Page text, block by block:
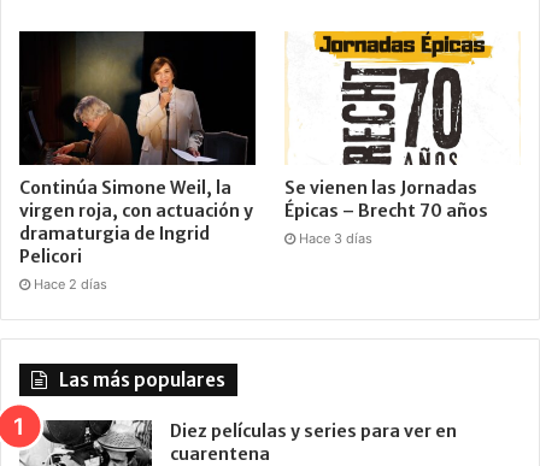
Continúa Simone Weil, la
virgen roja, con actuación y
dramaturgia de Ingrid
Pelicori
Hace 2 días
Se vienen las Jornadas
Épicas – Brecht 70 años
Hace 3 días
Las más populares
Diez películas y series para ver en
cuarentena